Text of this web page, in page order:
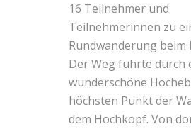
16 Teilnehmer und
Teilnehmerinnen zu
Rundwanderung beim
Der Weg führte durch
wunderschöne
höchsten Punkt der
dem Hochkopf. Von